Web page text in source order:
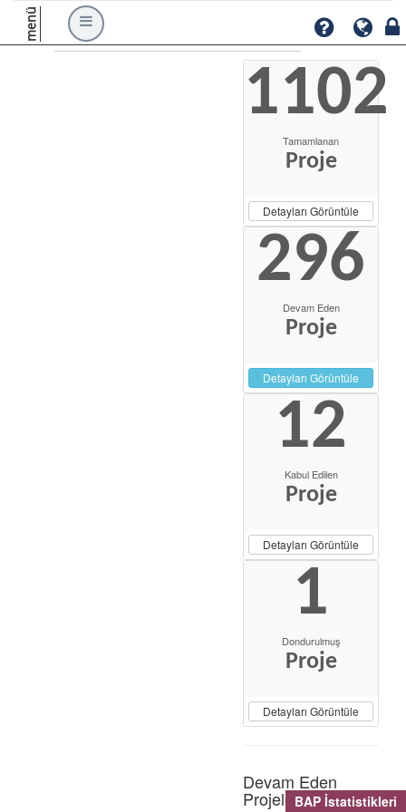
BAP İstatistikleri
menü
1102
Tamamlanan
Proje
Detayları Görüntüle
296
Devam Eden
Proje
Detayları Görüntüle
12
Kabul Edilen
Proje
Detayları Görüntüle
1
Dondurulmuş
Proje
Detayları Görüntüle
Devam Eden
Projeler